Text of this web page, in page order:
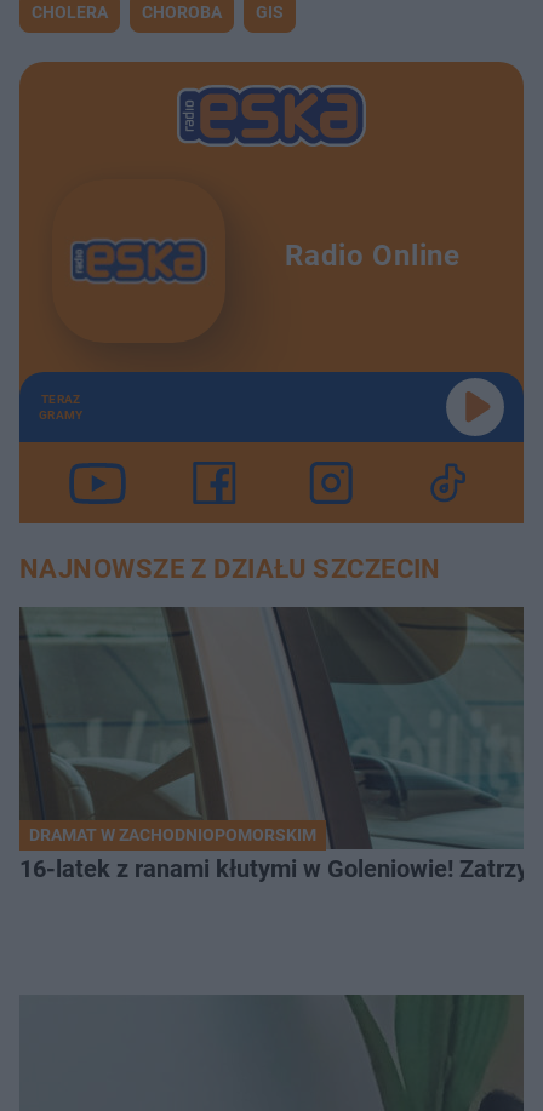
CHOLERA CHOROBA GIS
Radio Online
TERAZ
GRAMY
NAJNOWSZE Z DZIAŁU SZCZECIN
DRAMAT W ZACHODNIOPOMORSKIM
16-latek z ranami kłutymi w Goleniowie!